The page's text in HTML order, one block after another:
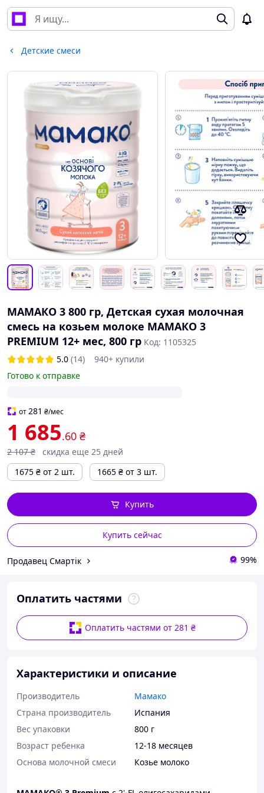
Детские смеси
МАМАКО 3 800 гр, Детская сухая молочная
смесь на козьем молоке МАМАКО 3
PREMIUM 12+ мес, 800 гр Код: 1105325
5.0 (14)
940+ купили
Готово к отправке
от281 ₴/мес
1 685.60 ₴
2 107 ₴
скидка еще 25 дней
1675 ₴ от 2 шт. 1665 ₴ от 3 шт.
Купить сейчас
Купить
Продавец Смартік 99%
Оплатить частями
Оплатить частями от 281 ₴
Характеристики и описание
Производитель
Мамако
Страна производитель
Испания
Вес упаковки
800 г
Возраст ребенка
12-18 месяцев
Основа молочной смеси
Козье молоко